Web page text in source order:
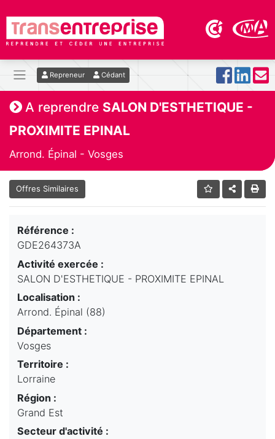
Repreneur Cédant
A reprendre SALON D'ESTHETIQUE -
PROXIMITE EPINAL
Arrond. Épinal - Vosges
Offres Similaires
Référence :
GDE264373A
Activité exercée :
SALON D'ESTHETIQUE - PROXIMITE EPINAL
Localisation :
Arrond. Épinal (88)
Département :
Vosges
Territoire :
Lorraine
Région :
Grand Est
Secteur d'activité :